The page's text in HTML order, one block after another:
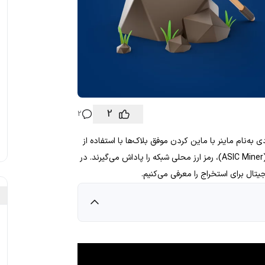
2
2
ماینر با ماین کردن موفق بلاک‌ها با استفاده از
دستگاه‌های سخت افزاری نظیر CPU و GPU کامپیوتر یا اسیک ماینر (ASIC Miner)، رمز ارز محلی شبکه را پاداش می‌گیرند. در
برای استخراج را معرفی می‌کنیم.